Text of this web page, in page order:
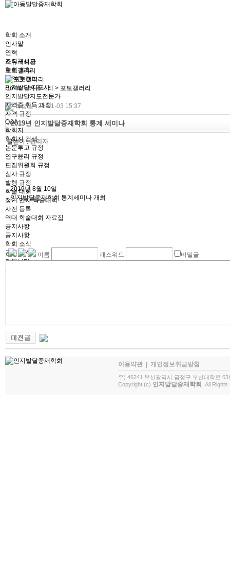
학회 소개
인사말
연혁
조직구성도
학회 회칙
자격증 정보
인지발달 지도사
인지발달지도전문가
자격증 취득 과정
자격 규정
Q&A
학회지
학회지 검색
논문투고 규정
연구윤리 규정
편집위원회 규정
심사 규정
발행 규정
학술 대회
정기 연차 학술대회
사전 등록
역대 학술대회 자료집
공지사항
공지사항
학회 소식
관련 서식
커뮤니티
자유게시판
자유게시판
포토갤러리
Home > 커뮤니티 > 포토갤러리
작성일 : 21-01-03 15:37
2019년 인지발달중재학회 통계 세미나
글쓴이 :관리자
2019년 8월 10일
인지발달중재학회 통계세미나 개최
이름 패스워드 비밀글
이용약관 개인정보취급방침
우) 46241 부산광역시 금정구 부산대학로
Copyright (c) 인지발달중재학회 . All